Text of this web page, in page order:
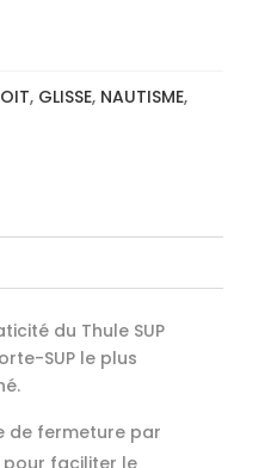
, GLISSE, NAUTISME,
du Thule SUP
SUP le plus
de fermeture par
faciliter le